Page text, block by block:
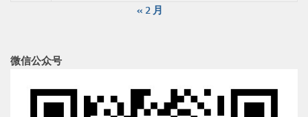
« 2 月
微信公众号